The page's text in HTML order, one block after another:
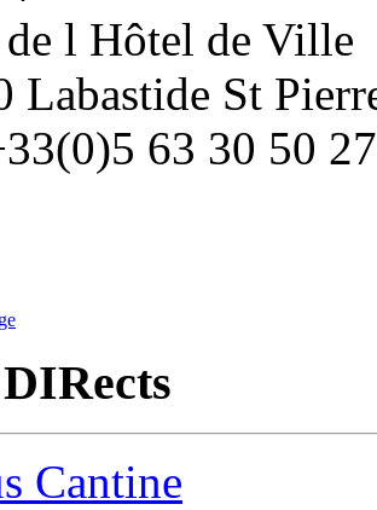
de l Hôtel de Ville
Labastide St
63 30 50 27
Cantine